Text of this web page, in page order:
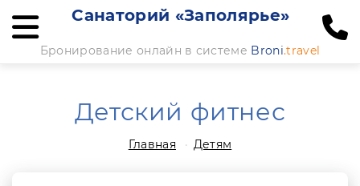
Санаторий «Заполярье»
Бронирование онлайн в системе Broni.travel
Детский фитнес
Главная Детям